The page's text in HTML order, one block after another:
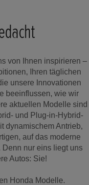
von Ihnen inspirieren –
Ihren täglichen
unsere Innovationen
beeinflussen, wie wir
aktuellen Modelle sind
und Plug-in-Hybrid-
dynamischem Antrieb,
auf das moderne
Denn nur eins liegt uns
Autos: Sie!
Honda Modelle.